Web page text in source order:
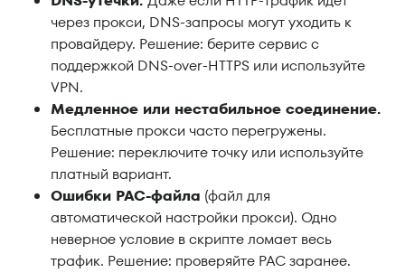
через прокси, DNS-запросы могут уходить к
провайдеру. Решение: берите сервис с
поддержкой DNS-over-HTTPS или используйте
VPN.
Медленное или нестабильное соединение.
Бесплатные прокси часто перегружены.
Решение: переключите точку или используйте
платный вариант.
Ошибки PAC-файла (файл для
автоматической настройки прокси). Одно
неверное условие в скрипте ломает весь
трафик. Решение: проверяйте PAC заранее.